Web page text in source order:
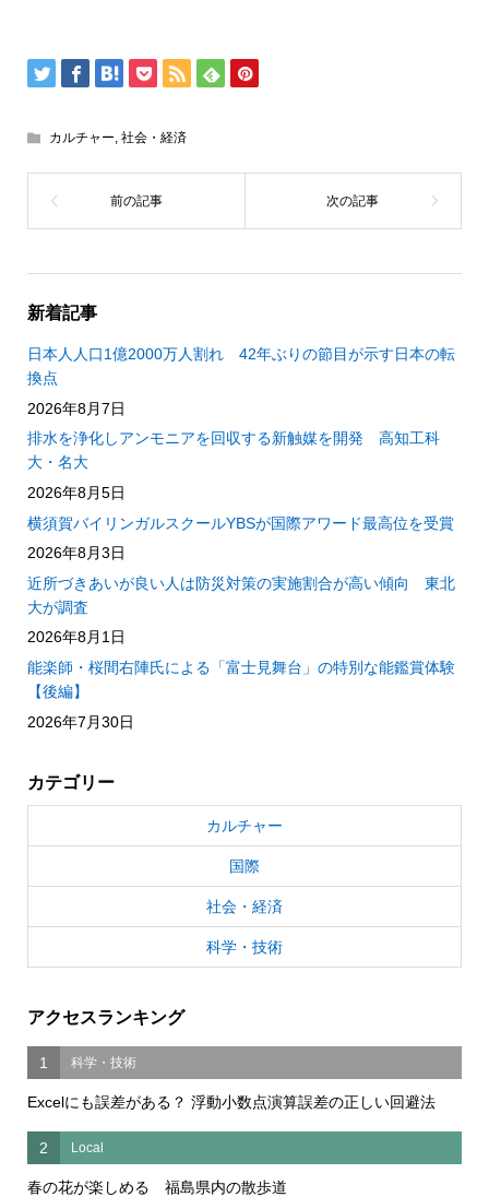
カルチャー, 社会・経済
新着記事
日本人人口1億2000万人割れ 42年ぶりの節目が示す日本の転
換点
2026年8月7日
排水を浄化しアンモニアを回収する新触媒を開発 高知工科
大・名大
2026年8月5日
横須賀バイリンガルスクールYBSが国際アワード最高位を受賞
2026年8月3日
近所づきあいが良い人は防災対策の実施割合が高い傾向 東北
大が調査
2026年8月1日
能楽師・桜間右陣氏による「富士見舞台」の特別な能鑑賞体験
【後編】
2026年7月30日
カテゴリー
カルチャー
国際
社会・経済
科学・技術
アクセスランキング
1 科学・技術
Excelにも誤差がある？ 浮動小数点演算誤差の正しい回避法
2 Local
春の花が楽しめる 福島県内の散歩道